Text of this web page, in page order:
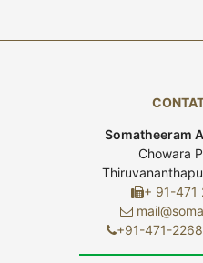
Somatheeram
Chowara
+ 91-471
+91-471-